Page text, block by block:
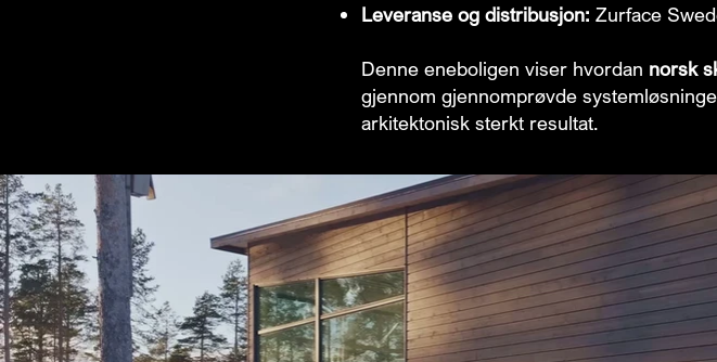
Leveranse og distribusjon: Zurface
Denne eneboligen viser hvordan norsk
gjennom gjennomprøvde
arkitektonisk sterkt resultat.